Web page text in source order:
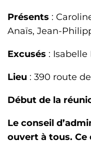
Présents :
Anaïs, Jean-
Excusés : Isabelle
Lieu : 390 route
Début de la
Le conseil
ouvert à tous.